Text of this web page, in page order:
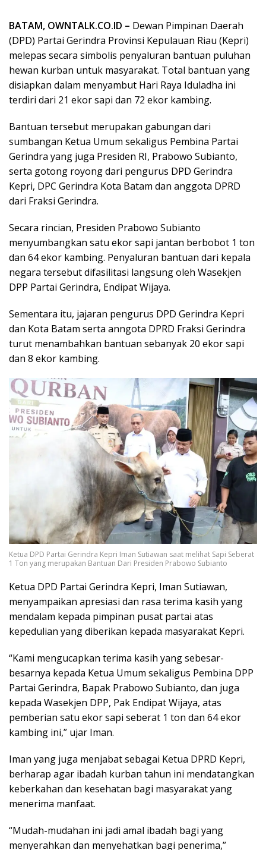
BATAM, OWNTALK.CO.ID – Dewan Pimpinan Daerah
(DPD) Partai Gerindra Provinsi Kepulauan Riau (Kepri)
melepas secara simbolis penyaluran bantuan puluhan
hewan kurban untuk masyarakat. Total bantuan yang
disiapkan dalam menyambut Hari Raya Iduladha ini
terdiri dari 21 ekor sapi dan 72 ekor kambing.​
Bantuan tersebut merupakan gabungan dari
sumbangan Ketua Umum sekaligus Pembina Partai
Gerindra yang juga Presiden RI, Prabowo Subianto,
serta gotong royong dari pengurus DPD Gerindra
Kepri, DPC Gerindra Kota Batam dan anggota DPRD
dari Fraksi Gerindra.​
Secara rincian, Presiden Prabowo Subianto
menyumbangkan satu ekor sapi jantan berbobot 1 ton
dan 64 ekor kambing. Penyaluran bantuan dari kepala
negara tersebut difasilitasi langsung oleh Wasekjen
DPP Partai Gerindra, Endipat Wijaya.​
Sementara itu, jajaran pengurus DPD Gerindra Kepri
dan Kota Batam serta anngota DPRD Fraksi Gerindra
turut menambahkan bantuan sebanyak 20 ekor sapi
dan 8 ekor kambing.​
Ketua DPD Partai Gerindra Kepri Iman Sutiawan saat melihat Sapi Seberat
1 Ton yang merupakan Bantuan Dari Presiden Prabowo Subianto
Ketua DPD Partai Gerindra Kepri, Iman Sutiawan,
menyampaikan apresiasi dan rasa terima kasih yang
mendalam kepada pimpinan pusat partai atas
kepedulian yang diberikan kepada masyarakat Kepri.​
“Kami mengucapkan terima kasih yang sebesar-
besarnya kepada Ketua Umum sekaligus Pembina DPP
Partai Gerindra, Bapak Prabowo Subianto, dan juga
kepada Wasekjen DPP, Pak Endipat Wijaya, atas
pemberian satu ekor sapi seberat 1 ton dan 64 ekor
kambing ini,” ujar Iman.
​Iman yang juga menjabat sebagai Ketua DPRD Kepri,
berharap agar ibadah kurban tahun ini mendatangkan
keberkahan dan kesehatan bagi masyarakat yang
menerima manfaat.​
“Mudah-mudahan ini jadi amal ibadah bagi yang
menyerahkan dan menyehatkan bagi penerima,”